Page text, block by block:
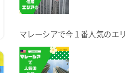
マレーシアで今１番人気のエ